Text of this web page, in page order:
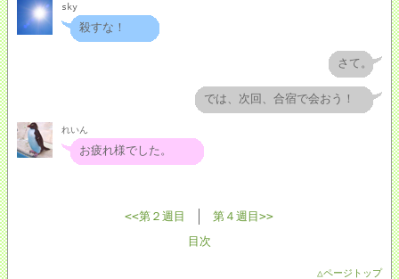
sky
殺すな！
さて。
では、次回、合宿で会おう！
れいん
お疲れ様でした。
<<第２週目
第４週目>>
目次
△ページトップ